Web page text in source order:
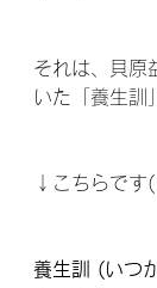
それは、貝原
いた「養生訓
↓こちらで
養生訓 (いつ